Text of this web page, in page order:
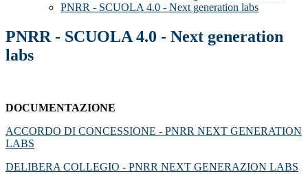
PNRR - SCUOLA 4.0 - Next generation labs
PNRR - SCUOLA 4.0 - Next generation
labs
DOCUMENTAZIONE
ACCORDO DI CONCESSIONE - PNRR NEXT GENERATION
LABS
DELIBERA COLLEGIO - PNRR NEXT GENERAZION LABS